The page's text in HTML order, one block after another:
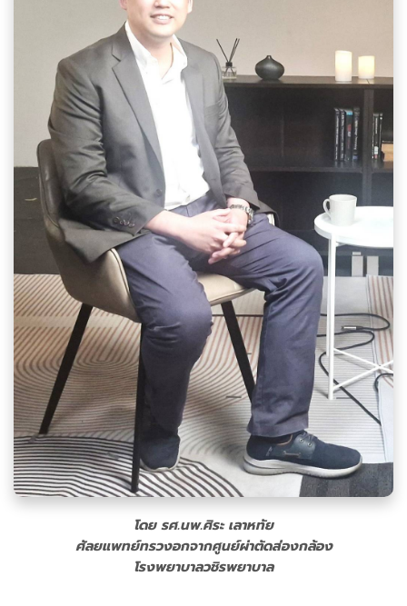
โดย รศ.นพ.ศิระ เลาหทัย
ศัลยแพทย์ทรวงอกจากศูนย์ผ่าตัดส่องกล้อง
โรงพยาบาลวชิรพยาบาล